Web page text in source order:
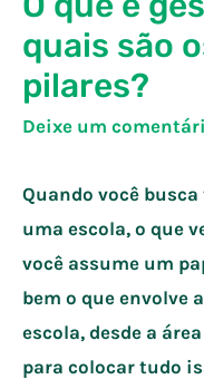
quais são
pilares?
Deixe um
Quando você
uma escola, o que
você assume um
bem o que envolve
escola, desde a
para colocar tudo